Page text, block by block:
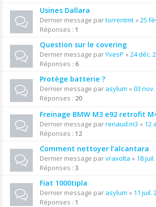
Usines Dallara
Dernier message partorrentmt « 25
Réponses : 1
Question sur le covering
Dernier message parYvesP « 24 déc.
Réponses : 6
Protège batterie ?
Dernier message par asylum « 03 nov.
Réponses : 20
Freinage BMW M3 e92 retrofit
Dernier message parrenaud.m3 « 12
Réponses : 12
Comment nettoyer l’alcantara
Dernier message parvravolta « 18
Réponses : 3
Fiat 1000tipla
Dernier message par asylum « 11 juil.
Réponses : 1